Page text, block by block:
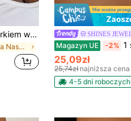
1 szt. naszyjnik z wisiorkiem w kształcie rozgwiazdy (dla kobiet)
w Syrenka Naszyjniki damskie
SHINES
Magazyn UE -2% 1 szt. Modny
25,09zł
25,74zł najniższa cena
4-5 dni roboczych